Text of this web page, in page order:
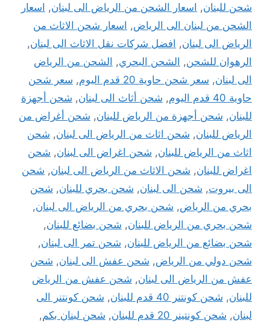
شحن للبنان, اسعار الشحن من الرياض الى لبنان, اسعار
الشحن من لبنان الى الرياض, اسعار شحن الاثاث من
الرياض الى لبنان, افضل شركات نقل الاثاث الى لبنان,
الرهوان للشحن, الشحن البحري, الشحن من الرياض
الى لبنان, سعر شحن حاوية 20 قدم اليوم , سعر شحن
حاوية 40 قدم اليوم
, شحن أثاث الى لبنان, شحن أجهزة
للبنان, شحن أجهزة من الرياض للبنان, شحن أغراض من
الرياض للبنان, شحن اثاث من الرياض الى لبنان, شحن
اثاث من الرياض للبنان, شحن اغراض الى لبنان, شحن
اغراض للبنان, شحن الاثاث من الرياض الى لبنان, شحن
الى بيروت, شحن الى لبنان, شحن بحري للبنان, شحن
بحري من الرياض, شحن بحري من الرياض الى لبنان,
شحن بحري من الرياض للبنان, شحن بضائع للبنان,
شحن بضائع من الرياض للبنان, شحن تمر الى لبنان,
شحن دولي من الرياض, شحن عفش الى لبنان, شحن
عفش من الرياض الى لبنان, شحن عفش من الرياض
للبنان, شحن كونتنر 40 قدم للبنان , شحن كونتنر الى
لبنان, شحن كونتينر 20 قدم للبنان , شحن لبنان بكم,